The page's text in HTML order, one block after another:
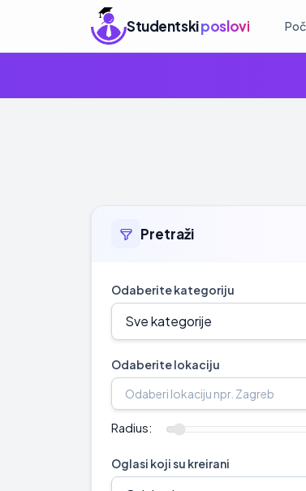
Studentskiposlovi
Pretraži
Odaberite kategoriju
Odaberite lokaciju
Radius:
Oglasi koji su kreirani